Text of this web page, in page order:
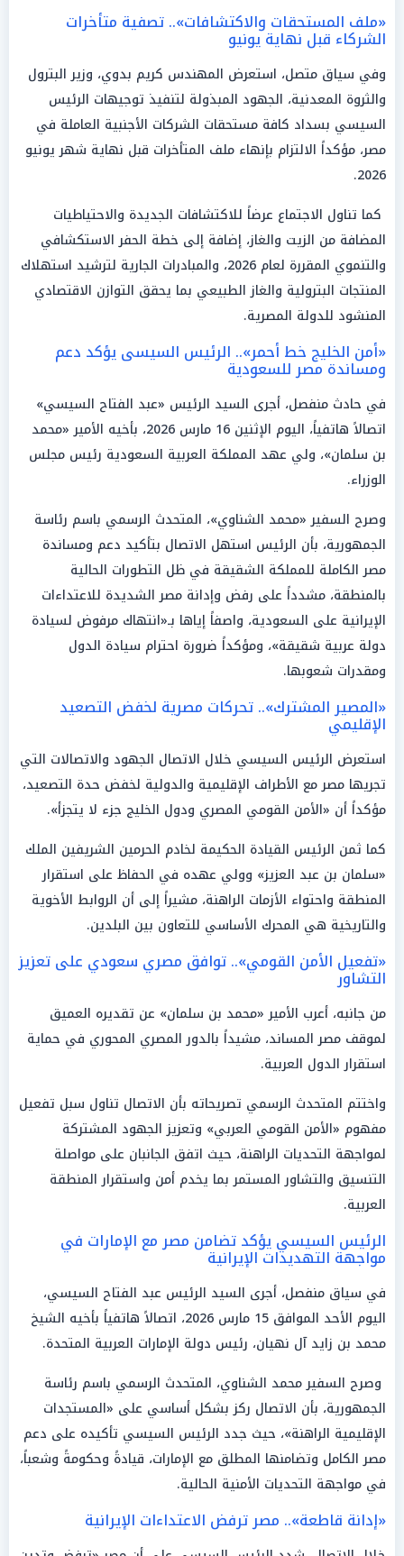
«ملف المستحقات والاكتشافات».. تصفية متأخرات
الشركاء قبل نهاية يونيو
وفي سياق متصل، استعرض المهندس كريم بدوي، وزير البترول
والثروة المعدنية، الجهود المبذولة لتنفيذ توجيهات الرئيس
السيسي بسداد كافة مستحقات الشركات الأجنبية العاملة في
مصر، مؤكداً الالتزام بإنهاء ملف المتأخرات قبل نهاية شهر يونيو
2026.
كما تناول الاجتماع عرضاً للاكتشافات الجديدة والاحتياطيات
المضافة من الزيت والغاز، إضافة إلى خطة الحفر الاستكشافي
والتنموي المقررة لعام 2026، والمبادرات الجارية لترشيد استهلاك
المنتجات البترولية والغاز الطبيعي بما يحقق التوازن الاقتصادي
المنشود للدولة المصرية.
«أمن الخليج خط أحمر».. الرئيس السيسى يؤكد دعم
ومساندة مصر للسعودية
في حادث منفصل، أجرى السيد الرئيس «عبد الفتاح السيسي»
اتصالاً هاتفياً، اليوم الإثنين 16 مارس 2026، بأخيه الأمير «محمد
بن سلمان»، ولي عهد المملكة العربية السعودية رئيس مجلس
الوزراء.
وصرح السفير «محمد الشناوي»، المتحدث الرسمي باسم رئاسة
الجمهورية، بأن الرئيس استهل الاتصال بتأكيد دعم ومساندة
مصر الكاملة للمملكة الشقيقة في ظل التطورات الحالية
بالمنطقة، مشدداً على رفض وإدانة مصر الشديدة للاعتداءات
الإيرانية على السعودية، واصفاً إياها بـ«انتهاك مرفوض لسيادة
دولة عربية شقيقة»، ومؤكداً ضرورة احترام سيادة الدول
ومقدرات شعوبها.
«المصير المشترك».. تحركات مصرية لخفض التصعيد
الإقليمي
استعرض الرئيس السيسي خلال الاتصال الجهود والاتصالات التي
تجريها مصر مع الأطراف الإقليمية والدولية لخفض حدة التصعيد،
مؤكداً أن «الأمن القومي المصري ودول الخليج جزء لا يتجزأ».
كما ثمن الرئيس القيادة الحكيمة لخادم الحرمين الشريفين الملك
«سلمان بن عبد العزيز» وولي عهده في الحفاظ على استقرار
المنطقة واحتواء الأزمات الراهنة، مشيراً إلى أن الروابط الأخوية
والتاريخية هي المحرك الأساسي للتعاون بين البلدين.
«تفعيل الأمن القومي».. توافق مصري سعودي على تعزيز
التشاور
من جانبه، أعرب الأمير «محمد بن سلمان» عن تقديره العميق
لموقف مصر المساند، مشيداً بالدور المصري المحوري في حماية
استقرار الدول العربية.
واختتم المتحدث الرسمي تصريحاته بأن الاتصال تناول سبل تفعيل
مفهوم «الأمن القومي العربي» وتعزيز الجهود المشتركة
لمواجهة التحديات الراهنة، حيث اتفق الجانبان على مواصلة
التنسيق والتشاور المستمر بما يخدم أمن واستقرار المنطقة
العربية.
الرئيس السيسي يؤكد تضامن مصر مع الإمارات في
مواجهة التهديدات الإيرانية
في سياق منفصل، أجرى السيد الرئيس عبد الفتاح السيسي،
اليوم الأحد الموافق 15 مارس 2026، اتصالاً هاتفياً بأخيه الشيخ
محمد بن زايد آل نهيان، رئيس دولة الإمارات العربية المتحدة.
وصرح السفير محمد الشناوي، المتحدث الرسمي باسم رئاسة
الجمهورية، بأن الاتصال ركز بشكل أساسي على «المستجدات
الإقليمية الراهنة»، حيث جدد الرئيس السيسي تأكيده على دعم
مصر الكامل وتضامنها المطلق مع الإمارات، قيادةً وحكومةً وشعباً،
في مواجهة التحديات الأمنية الحالية.
«إدانة قاطعة».. مصر ترفض الاعتداءات الإيرانية